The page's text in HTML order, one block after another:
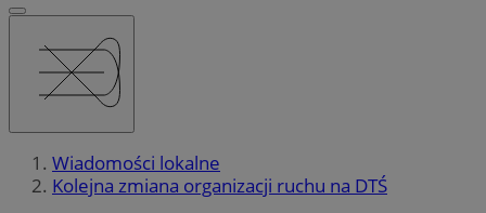
Wiadomości lokalne
Kolejna zmiana organizacji ruchu na DTŚ